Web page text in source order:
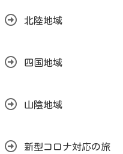
北陸地域
四国地域
山陰地域
新型コロナ対応の旅